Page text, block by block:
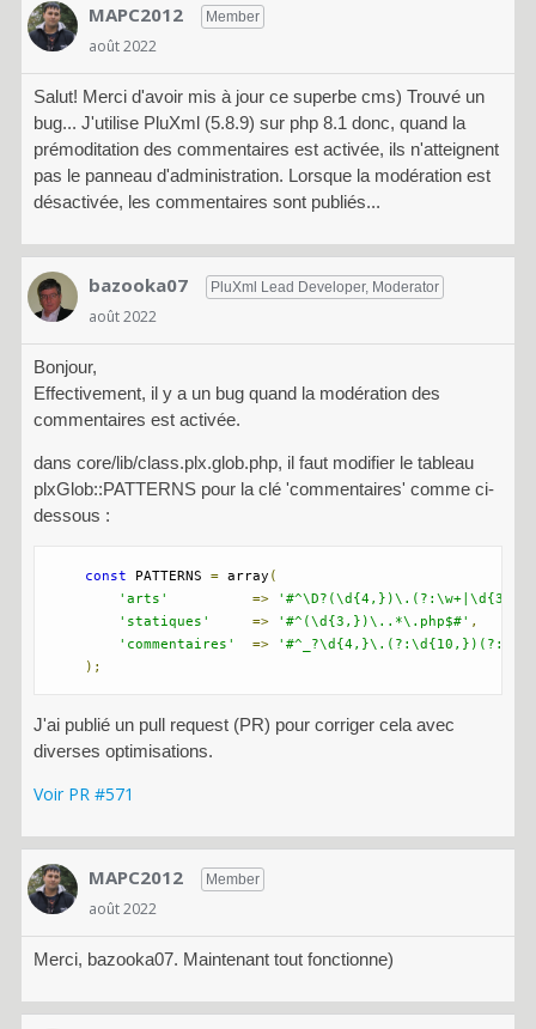
MAPC2012 Member
août 2022
Salut! Merci d'avoir mis à jour ce superbe cms) Trouvé un
bug... J'utilise PluXml (5.8.9) sur php 8.1 donc, quand la
prémoditation des commentaires est activée, ils n'atteignent
pas le panneau d'administration. Lorsque la modération est
désactivée, les commentaires sont publiés...
bazooka07 PluXml Lead Developer, Moderator
août 2022
Bonjour,
Effectivement, il y a un bug quand la modération des
commentaires est activée.
dans core/lib/class.plx.glob.php, il faut modifier le tableau
plxGlob::PATTERNS pour la clé 'commentaires' comme ci-
dessous :
const PATTERNS = array (
'arts'
=>
'statiques'
=> '#^(\d{3,})\..*\.php$#' ,
'commentaires'
=>
'#^_?\d{4,}\.(?:\d{10,})(?:-
);
J'ai publié un pull request (PR) pour corriger cela avec
diverses optimisations.
Voir PR #571
MAPC2012 Member
août 2022
Merci, bazooka07. Maintenant tout fonctionne)